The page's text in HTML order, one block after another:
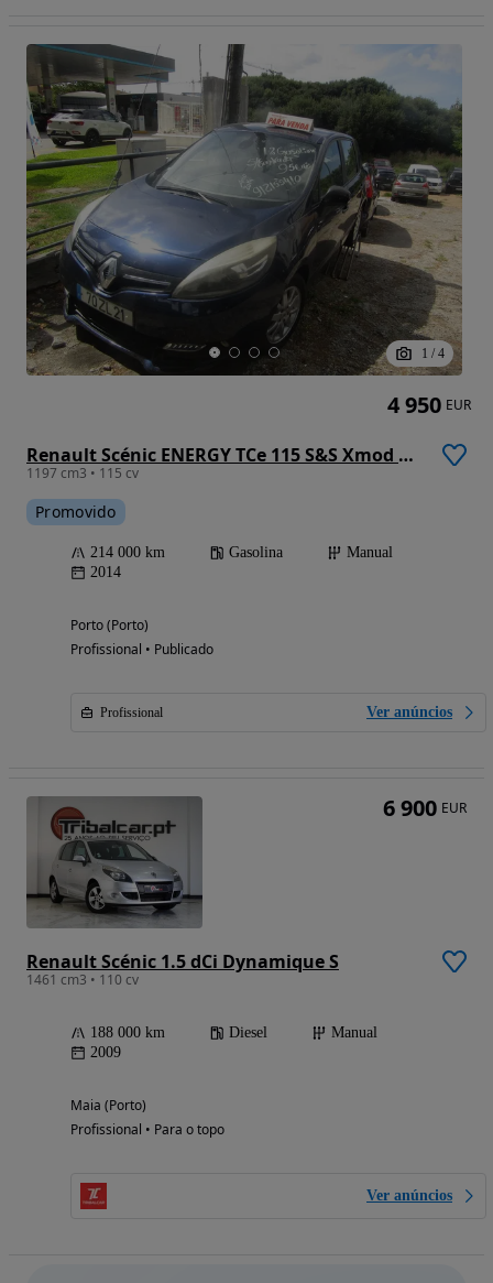
1 / 4
Renault Scénic ENERGY TCe 115 S&S Xmod Bose Edition
1197 cm3 • 115 cv
Promovido
214 000 km Gasolina
Manual
2014
Porto (Porto)
Profissional • Publicado
Profissional Ver anúncios
4 950 EUR
Renault Scénic 1.5 dCi Dynamique S
1461 cm3 • 110 cv
188 000 km Diesel
Manual
2009
Maia (Porto)
Profissional • Para o topo
Ver anúncios
6 900 EUR